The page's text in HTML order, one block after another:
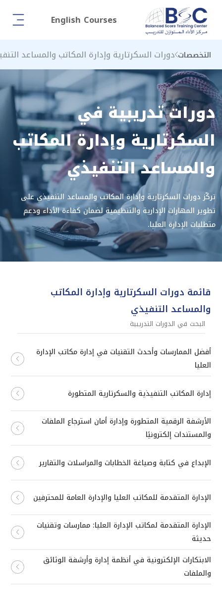
English Courses
التخصصات دورات السكرتارية وإدارة المكاتب والمساعد
دورات تدريبية في
السكرتارية وإدارة المكاتب
والمساعد التنفيذي
تركّز دورات السكرتارية وإدارة المكاتب والمساعد التنفيذي على
تطوير المهارات الإدارية والتنظيمية لضمان كفاءة الأداء ودعم
متطلبات الإدارة العليا.
قائمة دورات السكرتارية وإدارة المكاتب
والمساعد التنفيذي
أفضل الممارسات وأحدث التقنيات في إدارة مكاتب الإدارة
العليا
إدارة المكاتب التنفيذية والسكرتارية المتطورة
الأرشفة الرقمية المتطورة وإدارة أمان استرجاع الملفات
والمستندات إلكترونيًا
الإبداع في كتابة وصياغة الخطابات والمراسلات والتقارير
الإدارة المتقدمة للمكاتب العليا والإدارة العامة للمحترفين
الإدارة المتقدمة لمكاتب الإدارة العليا: ممارسات وتقنيات
حديثة
الابتكارات الإلكترونية في أنظمة إدارة وأرشفة الوثائق
والملفات